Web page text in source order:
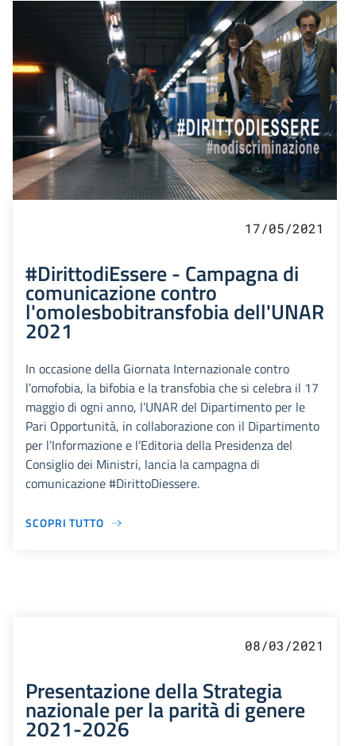
17/05/2021
#DirittodiEssere - Campagna di
comunicazione contro
l'omolesbobitransfobia dell'UNAR
2021
In occasione della Giornata Internazionale contro
l’omofobia, la bifobia e la transfobia che si celebra il 17
maggio di ogni anno, l’UNAR del Dipartimento per le
Pari Opportunità, in collaborazione con il Dipartimento
per l’Informazione e l’Editoria della Presidenza del
Consiglio dei Ministri, lancia la campagna di
comunicazione #DirittoDiessere.
SCOPRI TUTTO
08/03/2021
Presentazione della Strategia
nazionale per la parità di genere
2021-2026